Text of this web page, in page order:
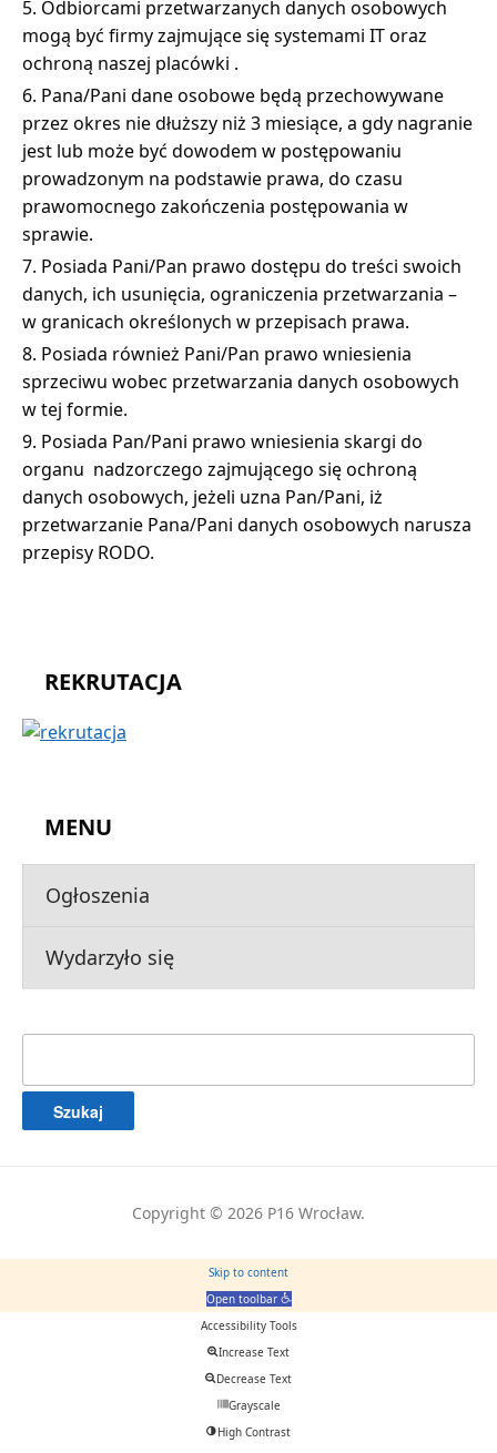
REKRUTACJA
MENU
Ogłoszenia
Wydarzyło się
Odbiorcami przetwarzanych danych osobowych
mogą być firmy zajmujące się systemami IT oraz
ochroną naszej placówki .
Pana/Pani dane osobowe będą przechowywane
przez okres nie dłuższy niż 3 miesiące, a gdy nagranie
jest lub może być dowodem w postępowaniu
prowadzonym na podstawie prawa, do czasu
prawomocnego zakończenia postępowania w
sprawie.
Posiada Pani/Pan prawo dostępu do treści swoich
danych, ich usunięcia, ograniczenia przetwarzania –
w granicach określonych w przepisach prawa.
Posiada również Pani/Pan prawo wniesienia
sprzeciwu wobec przetwarzania danych osobowych
w tej formie.
Posiada Pan/Pani prawo wniesienia skargi do
organu nadzorczego zajmującego się ochroną
danych osobowych, jeżeli uzna Pan/Pani, iż
przetwarzanie Pana/Pani danych osobowych narusza
przepisy RODO.
Copyright © 2026 P16 Wrocław.
Skip to content
Open toolbar
Accessibility Tools
Increase Text
Decrease Text
Grayscale
High Contrast